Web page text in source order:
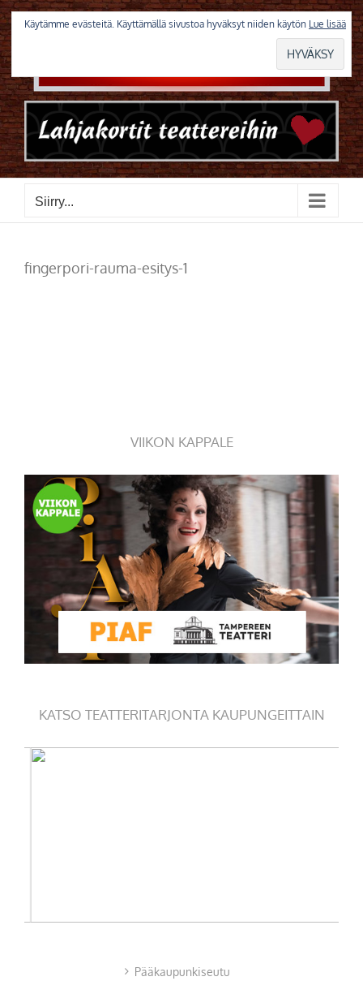
Skip
to
content
Siirry...
fingerpori-rauma-esitys-1
VIIKON KAPPALE
KATSO TEATTERITARJONTA KAUPUNGEITTAIN
Pääkaupunkiseutu
Käytämme evästeitä. Käyttämällä sivustoa hyväksyt niiden käytön Lue lisää